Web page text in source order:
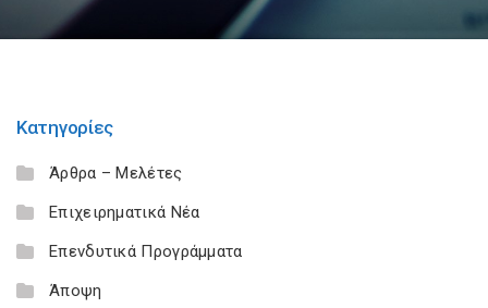
Κατηγορίες
Άρθρα – Μελέτες
Επιχειρηματικά Νέα
Επενδυτικά Προγράμματα
Άποψη